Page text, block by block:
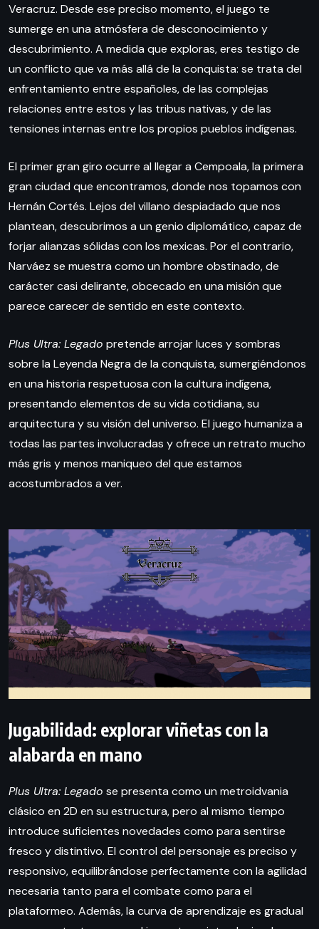
Veracruz. Desde ese preciso momento, el juego te
sumerge en una atmósfera de desconocimiento y
descubrimiento. A medida que exploras, eres testigo de
un conflicto que va más allá de la conquista: se trata del
enfrentamiento entre españoles, de las complejas
relaciones entre estos y las tribus nativas, y de las
tensiones internas entre los propios pueblos indígenas.
El primer gran giro ocurre al llegar a Cempoala, la primera
gran ciudad que encontramos, donde nos topamos con
Hernán Cortés. Lejos del villano despiadado que nos
plantean, descubrimos a un genio diplomático, capaz de
forjar alianzas sólidas con los mexicas. Por el contrario,
Narváez se muestra como un hombre obstinado, de
carácter casi delirante, obcecado en una misión que
parece carecer de sentido en este contexto.
Plus Ultra: Legado pretende arrojar luces y sombras
sobre la Leyenda Negra de la conquista, sumergiéndonos
en una historia respetuosa con la cultura indígena,
presentando elementos de su vida cotidiana, su
arquitectura y su visión del universo. El juego humaniza a
todas las partes involucradas y ofrece un retrato mucho
más gris y menos maniqueo del que estamos
acostumbrados a ver.
Jugabilidad: explorar viñetas con la
alabarda en mano
Plus Ultra: Legado se presenta como un metroidvania
clásico en 2D en su estructura, pero al mismo tiempo
introduce suficientes novedades como para sentirse
fresco y distintivo. El control del personaje es preciso y
responsivo, equilibrándose perfectamente con la agilidad
necesaria tanto para el combate como para el
plataformeo. Además, la curva de aprendizaje es gradual